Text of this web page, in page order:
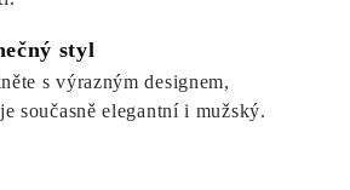
styl
s výrazným designem,
současně elegantní i mužský.